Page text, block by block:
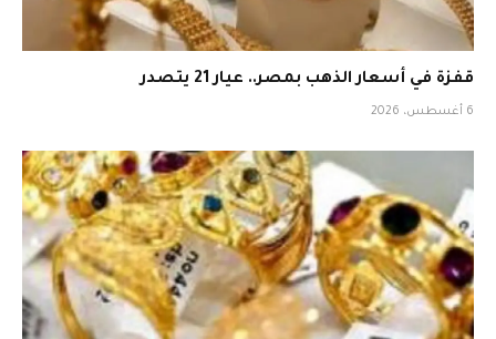
قفزة في أسعار الذهب بمصر.. عيار 21 يتصدر
6 أغسطس، 2026